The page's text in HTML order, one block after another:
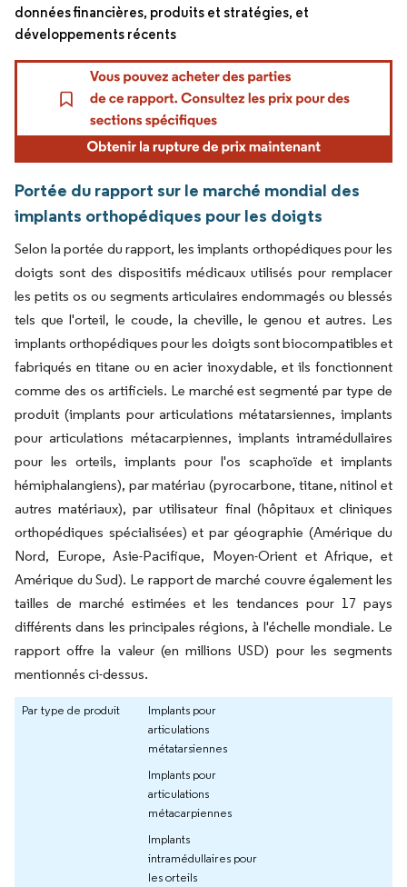
données financières, produits et stratégies, et
développements récents
Portée du rapport sur le marché mondial des
implants orthopédiques pour les doigts
Selon la portée du rapport, les implants orthopédiques pour les
doigts sont des dispositifs médicaux utilisés pour remplacer
les petits os ou segments articulaires endommagés ou blessés
tels que l'orteil, le coude, la cheville, le genou et autres. Les
implants orthopédiques pour les doigts sont biocompatibles et
fabriqués en titane ou en acier inoxydable, et ils fonctionnent
comme des os artificiels. Le marché est segmenté par type de
produit (implants pour articulations métatarsiennes, implants
pour articulations métacarpiennes, implants intramédullaires
pour les orteils, implants pour l'os scaphoïde et implants
hémiphalangiens), par matériau (pyrocarbone, titane, nitinol et
autres matériaux), par utilisateur final (hôpitaux et cliniques
orthopédiques spécialisées) et par géographie (Amérique du
Nord, Europe, Asie-Pacifique, Moyen-Orient et Afrique, et
Amérique du Sud). Le rapport de marché couvre également les
tailles de marché estimées et les tendances pour 17 pays
différents dans les principales régions, à l'échelle mondiale. Le
rapport offre la valeur (en millions USD) pour les segments
mentionnés ci-dessus.
Par type de produit
Implants pour
articulations
métatarsiennes
Implants pour
articulations
métacarpiennes
Implants
intramédullaires pour
les orteils